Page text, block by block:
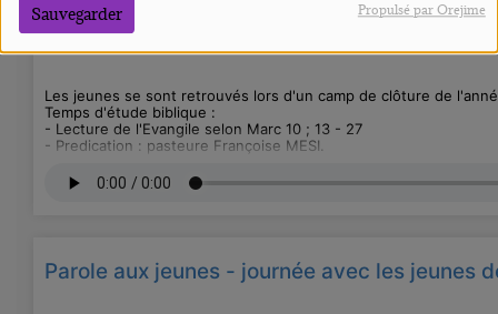
Sauvegarder Propulsé par Orejime